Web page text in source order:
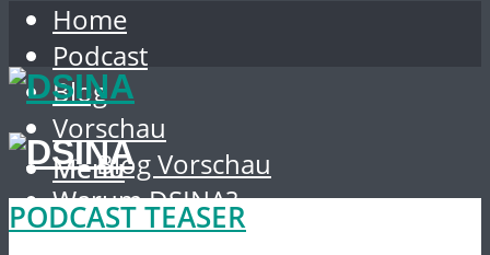
Home
Podcast
Blog
Vorschau
Blog Vorschau
Warum DSINA?
Über den Autor
Menu
Home
PODCAST TEASER